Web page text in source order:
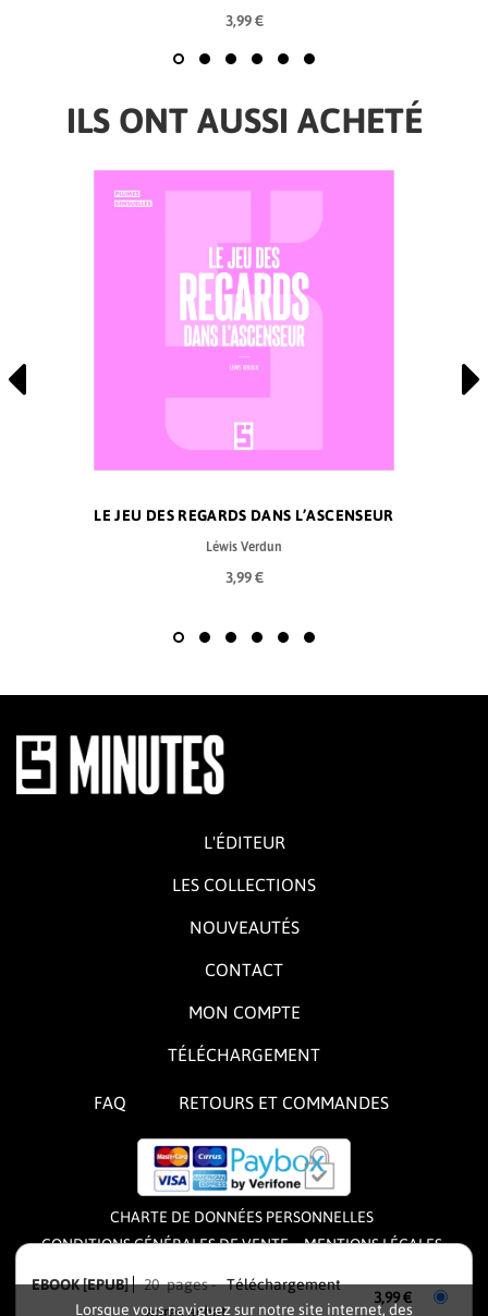
Lorsque vous naviguez sur notre site internet, des
EBOOK [EPUB] 20 pages
Téléchargement
après achat
3,99 €
3,99 €
ILS ONT AUSSI ACHETÉ
LE JEU DES REGARDS DANS L’ASCENSEUR
Léwis Verdun
3,99 €
L'ÉDITEUR
LES COLLECTIONS
NOUVEAUTÉS
CONTACT
MON COMPTE
TÉLÉCHARGEMENT
FAQ RETOURS ET COMMANDES
CHARTE DE DONNÉES PERSONNELLES
CONDITIONS GÉNÉRALES DE VENTE
MENTIONS LÉGALES